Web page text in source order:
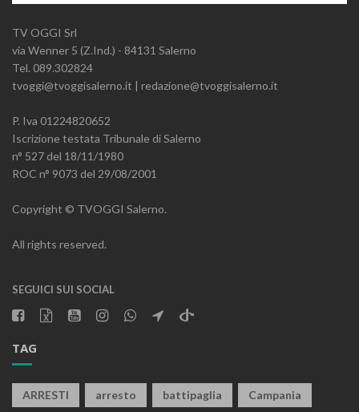
TV OGGI Srl
via Wenner 5 (Z.Ind.) - 84131 Salerno
Tel. 089.302824
tvoggi@tvoggisalerno.it | redazione@tvoggisalerno.it
P. Iva 01224820652
Iscrizione testata Tribunale di Salerno
n° 527 del 18/11/1980
ROC n° 9073 del 29/08/2001
Copyright © TVOGGI Salerno.
All rights reserved.
SEGUICI SUI SOCIAL
TAG
ARRESTI arresto battipaglia Campania